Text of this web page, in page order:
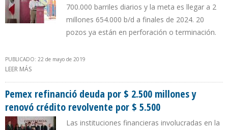
700.000 barriles diarios y la meta es llegar a 2
millones 654.000 b/d a finales de 2024. 20
pozos ya están en perforación o terminación.
PUBLICADO: 22 de mayo de 2019
LEER MÁS
Pemex refinanció deuda por $ 2.500 millones y
renovó crédito revolvente por $ 5.500
Las instituciones financieras involucradas en la